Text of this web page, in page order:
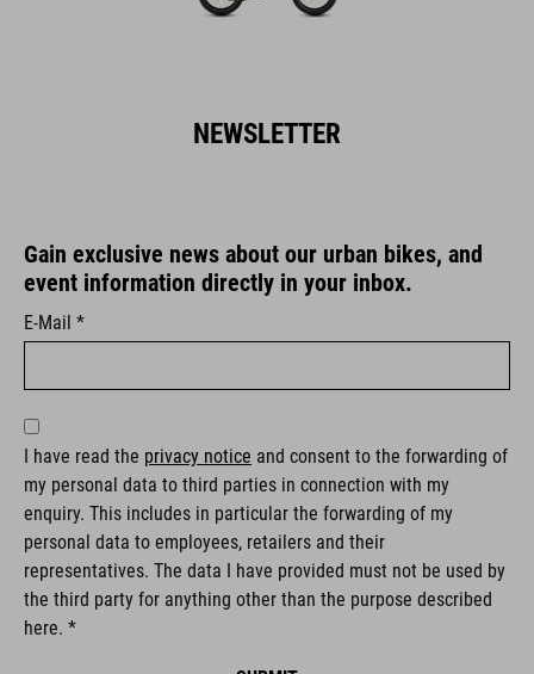
NEWSLETTER
Gain exclusive news about our urban bikes, and
event information directly in your inbox.
E-Mail *
I have read the privacy notice and consent to the forwarding of
my personal data to third parties in connection with my
enquiry. This includes in particular the forwarding of my
personal data to employees, retailers and their
representatives. The data I have provided must not be used by
the third party for anything other than the purpose described
here. *